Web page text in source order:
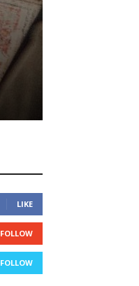
LIKE
FOLLOW
FOLLOW